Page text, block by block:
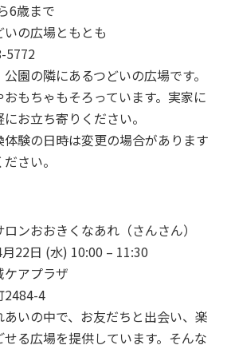
6歳まで
の広場ともとも
5772
園の隣にあるつどいの広場です。
もちゃもそろっています。実家に
お立ち寄りください。
体験の日時は変更の場合があります
さい。
ンおおきくなあれ（さんさん）
22日 (水) 10:00 – 11:30
アプラザ
2484-4
いの中で、お友だちと出会い、楽
る広場を提供しています。そんな